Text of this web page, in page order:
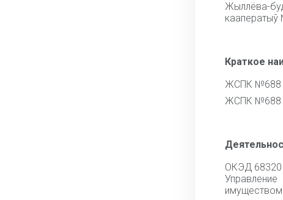
Жыллёва-
Краткое
ЖСПК №688
ЖСПК №688
ОКЭД 68320
имуществом